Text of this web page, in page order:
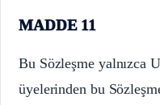
MADDE 11
Bu Sözleşme yalnızca
üyelerinden bu